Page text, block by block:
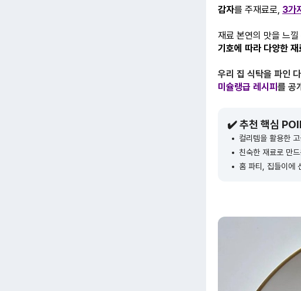
감자를 주재료로, 3가
재료 본연의 맛을 느
기호에 따라 다양한
우리 집 식탁을 파인
미슐랭급 레시피 를 공
✔️ 추천 핵심
컬리템을 활용한
친숙한 재료로 만
홈 파티, 집들이에